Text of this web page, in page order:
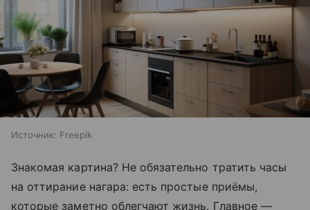
Источник: Freepik
Знакомая картина? Не обязательно тратить часы
на оттирание нагара: есть простые приёмы,
которые заметно облегчают жизнь. Главное —